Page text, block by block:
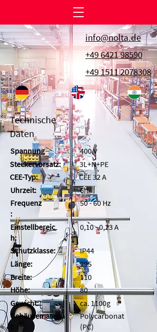
info@nolta.de
+49 6421 98590
+49 1511 2078308
Technische
Daten
Spannung
Steckervorsatz:
CEE-Typ:
Uhrzeit:
Frequenz
:
Einstellbereic
h:
Schutzklasse:
Länge:
Breite:
Höhe:
Gewicht:
Gehäusemateria
400 V
3L+N+PE
CEE 32 A
6h
50 - 60 Hz
0,10 - 0,23 A
IP44
295
110
80
ca. 1100g
Polycarbonat
(PC)